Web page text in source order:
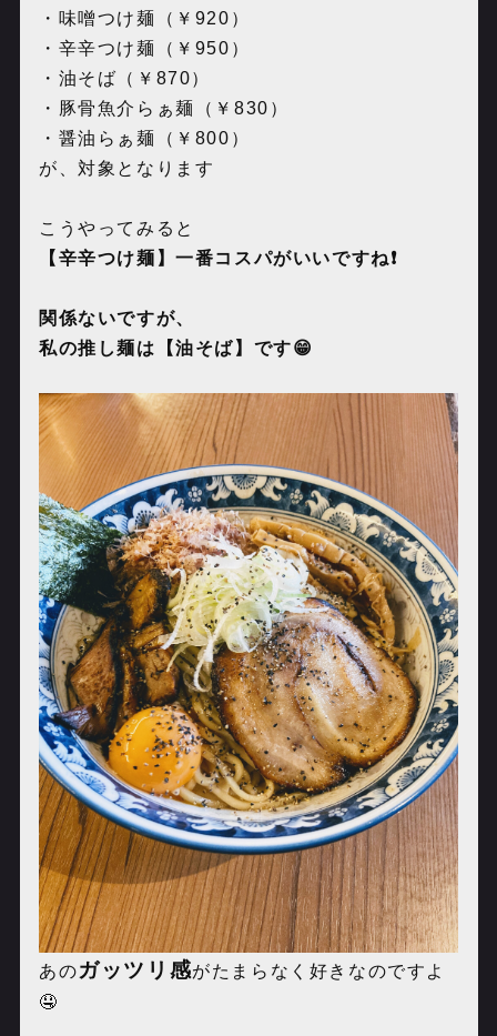
・味噌つけ麺（￥ 920 ）
・辛辛つけ麺（￥ 950 ）
・油そば（￥ 870）
・豚骨魚介らぁ麺（￥ 830 ）
・醤油らぁ麺（￥ 800 ）
が、対象となります
こうやってみると
【辛辛つけ麺】一番コスパがいいですね❗️
関係ないですが、
私の推し麺は【油そば】です😁
あのガッツリ感がたまらなく好きなのですよ
🤤